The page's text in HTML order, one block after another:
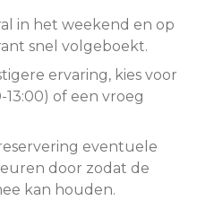
in het weekend en op
snel volgeboekt.
ervaring, kies voor
of een vroeg
eventuele
door zodat de
kan houden.